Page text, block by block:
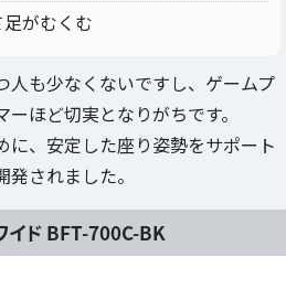
がむくむ
人も少なくないですし、ゲームプ
ほど切実となりがちです。
に、安定した座り姿勢をサポート
されました。
イド BFT-700C-BK